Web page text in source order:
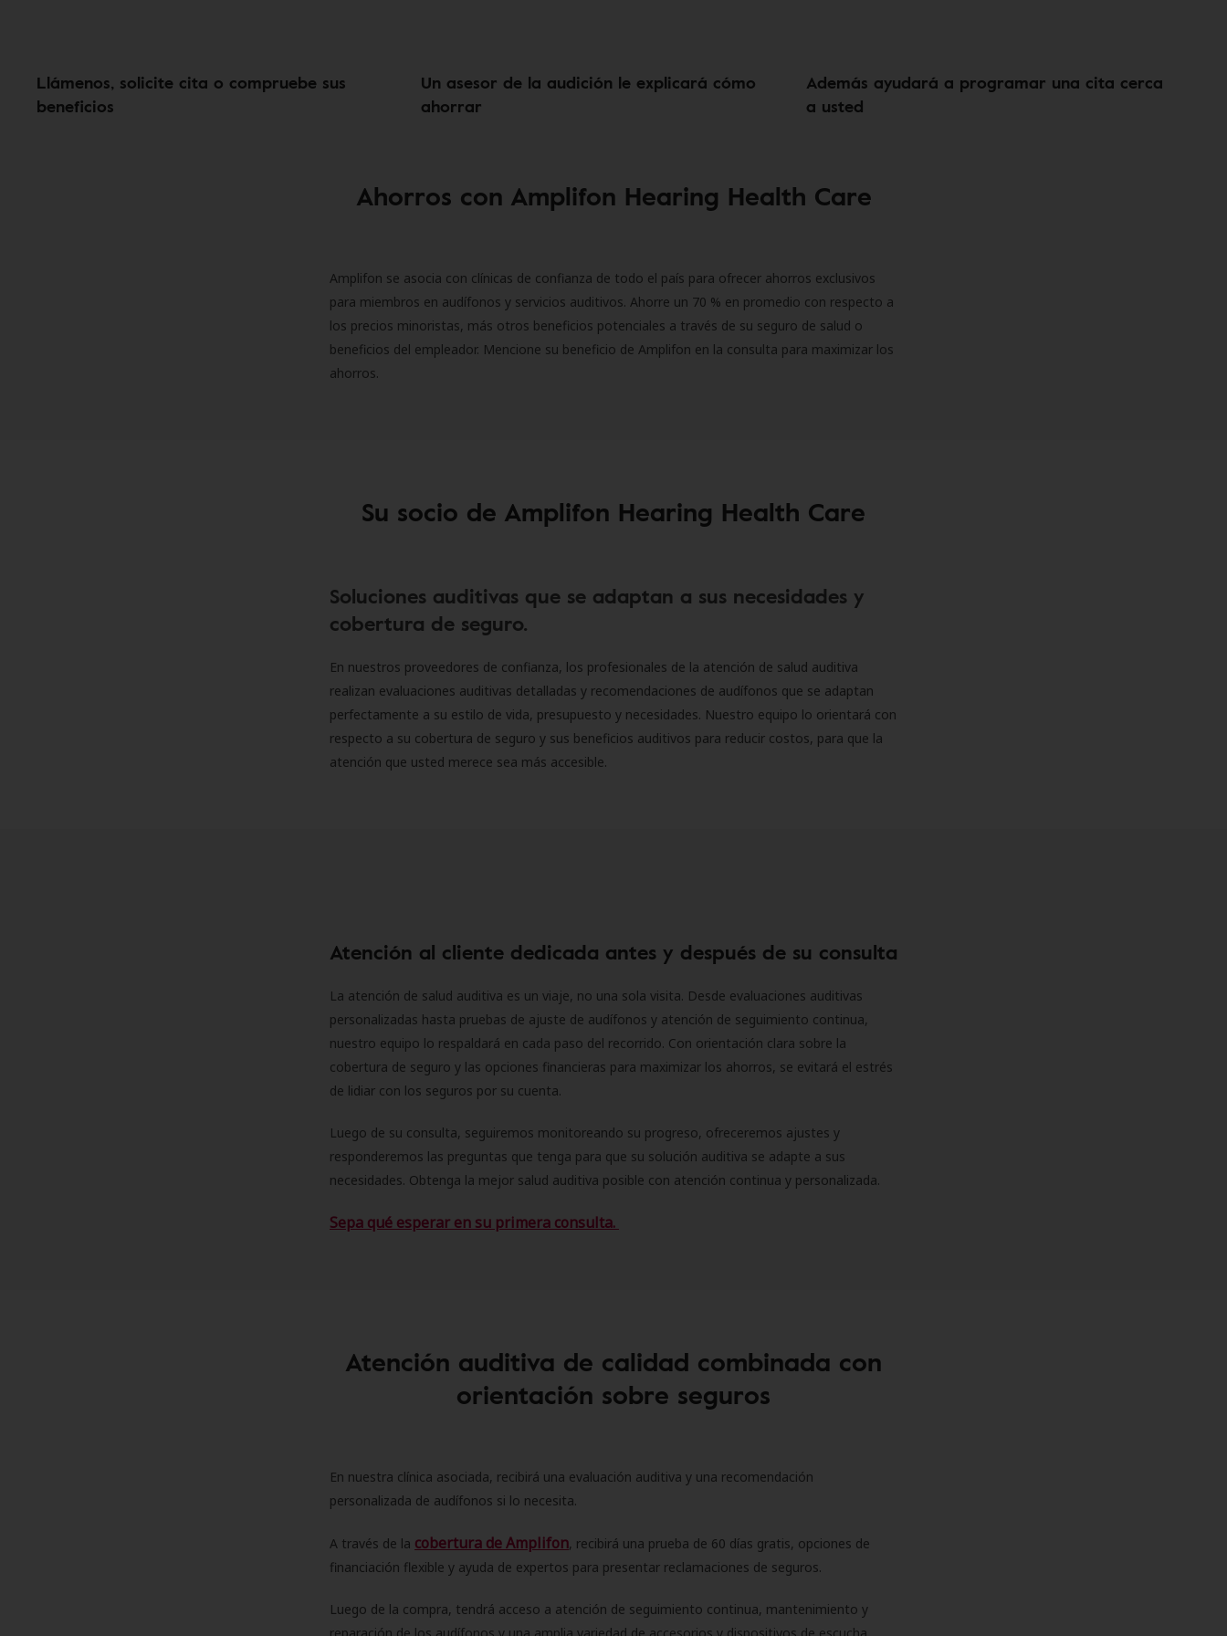
Llámenos, solicite cita o compruebe sus
beneficios
Un asesor de la audición le explicará cómo
ahorrar
Además ayudará a programar una cita cerca
a usted
Ahorros con Amplifon Hearing Health Care
Amplifon se asocia con clínicas de confianza de todo el país para ofrecer ahorros exclusivos
para miembros en audífonos y servicios auditivos. Ahorre un 70 % en promedio con respecto a
los precios minoristas, más otros beneficios potenciales a través de su seguro de salud o
beneficios del empleador. Mencione su beneficio de Amplifon en la consulta para maximizar los
ahorros.
Su socio de Amplifon Hearing Health Care
Soluciones auditivas que se adaptan a sus necesidades y
cobertura de seguro.
En nuestros proveedores de confianza, los profesionales de la atención de salud auditiva
realizan evaluaciones auditivas detalladas y recomendaciones de audífonos que se adaptan
perfectamente a su estilo de vida, presupuesto y necesidades. Nuestro equipo lo orientará con
respecto a su cobertura de seguro y sus beneficios auditivos para reducir costos, para que la
atención que usted merece sea más accesible.
Atención al cliente dedicada antes y después de su consulta
La atención de salud auditiva es un viaje, no una sola visita. Desde evaluaciones auditivas
personalizadas hasta pruebas de ajuste de audífonos y atención de seguimiento continua,
nuestro equipo lo respaldará en cada paso del recorrido. Con orientación clara sobre la
cobertura de seguro y las opciones financieras para maximizar los ahorros, se evitará el estrés
de lidiar con los seguros por su cuenta.
Luego de su consulta, seguiremos monitoreando su progreso, ofreceremos ajustes y
responderemos las preguntas que tenga para que su solución auditiva se adapte a sus
necesidades. Obtenga la mejor salud auditiva posible con atención continua y personalizada.
Sepa qué esperar en su primera consulta.
Atención auditiva de calidad combinada con
orientación sobre seguros
En nuestra clínica asociada, recibirá una evaluación auditiva y una recomendación
personalizada de audífonos si lo necesita.
A través de la cobertura de Amplifon, recibirá una prueba de 60 días gratis, opciones de
financiación flexible y ayuda de expertos para presentar reclamaciones de seguros.
Luego de la compra, tendrá acceso a atención de seguimiento continua, mantenimiento y